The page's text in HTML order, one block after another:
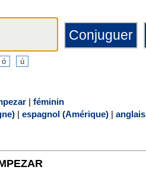
| féminin
| espagnol (Amérique) | anglais